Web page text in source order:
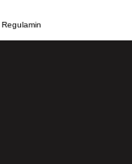
Regulamin